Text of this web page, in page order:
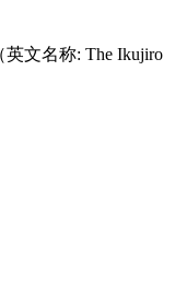
文名称: The Ikujiro